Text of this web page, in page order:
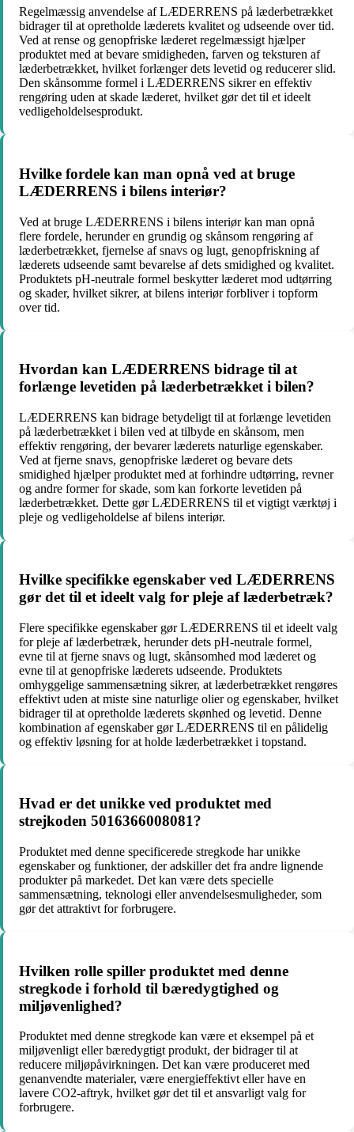
Regelmæssig anvendelse af LÆDERRENS på læderbetrækket
bidrager til at opretholde læderets kvalitet og udseende over tid.
Ved at rense og genopfriske læderet regelmæssigt hjælper
produktet med at bevare smidigheden, farven og teksturen af
læderbetrækket, hvilket forlænger dets levetid og reducerer slid.
Den skånsomme formel i LÆDERRENS sikrer en effektiv
rengøring uden at skade læderet, hvilket gør det til et ideelt
vedligeholdelsesprodukt.
Hvilke fordele kan man opnå ved at bruge
LÆDERRENS i bilens interiør?
Ved at bruge LÆDERRENS i bilens interiør kan man opnå
flere fordele, herunder en grundig og skånsom rengøring af
læderbetrækket, fjernelse af snavs og lugt, genopfriskning af
læderets udseende samt bevarelse af dets smidighed og kvalitet.
Produktets pH-neutrale formel beskytter læderet mod udtørring
og skader, hvilket sikrer, at bilens interiør forbliver i topform
over tid.
Hvordan kan LÆDERRENS bidrage til at
forlænge levetiden på læderbetrækket i bilen?
LÆDERRENS kan bidrage betydeligt til at forlænge levetiden
på læderbetrækket i bilen ved at tilbyde en skånsom, men
effektiv rengøring, der bevarer læderets naturlige egenskaber.
Ved at fjerne snavs, genopfriske læderet og bevare dets
smidighed hjælper produktet med at forhindre udtørring, revner
og andre former for skade, som kan forkorte levetiden på
læderbetrækket. Dette gør LÆDERRENS til et vigtigt værktøj i
pleje og vedligeholdelse af bilens interiør.
Hvilke specifikke egenskaber ved LÆDERRENS
gør det til et ideelt valg for pleje af læderbetræk?
Flere specifikke egenskaber gør LÆDERRENS til et ideelt valg
for pleje af læderbetræk, herunder dets pH-neutrale formel,
evne til at fjerne snavs og lugt, skånsomhed mod læderet og
evne til at genopfriske læderets udseende. Produktets
omhyggelige sammensætning sikrer, at læderbetrækket rengøres
effektivt uden at miste sine naturlige olier og egenskaber, hvilket
bidrager til at opretholde læderets skønhed og levetid. Denne
kombination af egenskaber gør LÆDERRENS til en pålidelig
og effektiv løsning for at holde læderbetrækket i topstand.
Hvad er det unikke ved produktet med
strejkoden 5016366008081?
Produktet med denne specificerede stregkode har unikke
egenskaber og funktioner, der adskiller det fra andre lignende
produkter på markedet. Det kan være dets specielle
sammensætning, teknologi eller anvendelsesmuligheder, som
gør det attraktivt for forbrugere.
Hvilken rolle spiller produktet med denne
stregkode i forhold til bæredygtighed og
miljøvenlighed?
Produktet med denne stregkode kan være et eksempel på et
miljøvenligt eller bæredygtigt produkt, der bidrager til at
reducere miljøpåvirkningen. Det kan være produceret med
genanvendte materialer, være energieffektivt eller have en
lavere CO2-aftryk, hvilket gør det til et ansvarligt valg for
forbrugere.